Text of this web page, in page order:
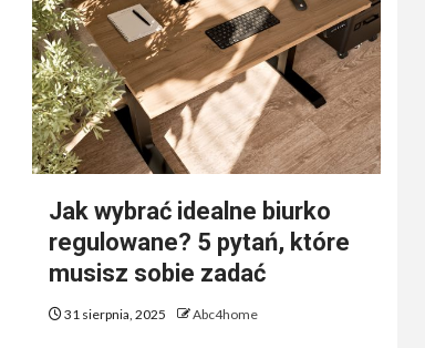
Jak wybrać idealne biurko
regulowane? 5 pytań, które
musisz sobie zadać
31 sierpnia, 2025 Abc4home